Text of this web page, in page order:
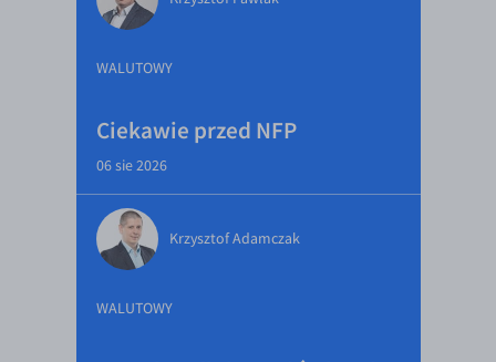
WALUTOWY
Ciekawie przed NFP
06 sie 2026
Krzysztof Adamczak
WALUTOWY